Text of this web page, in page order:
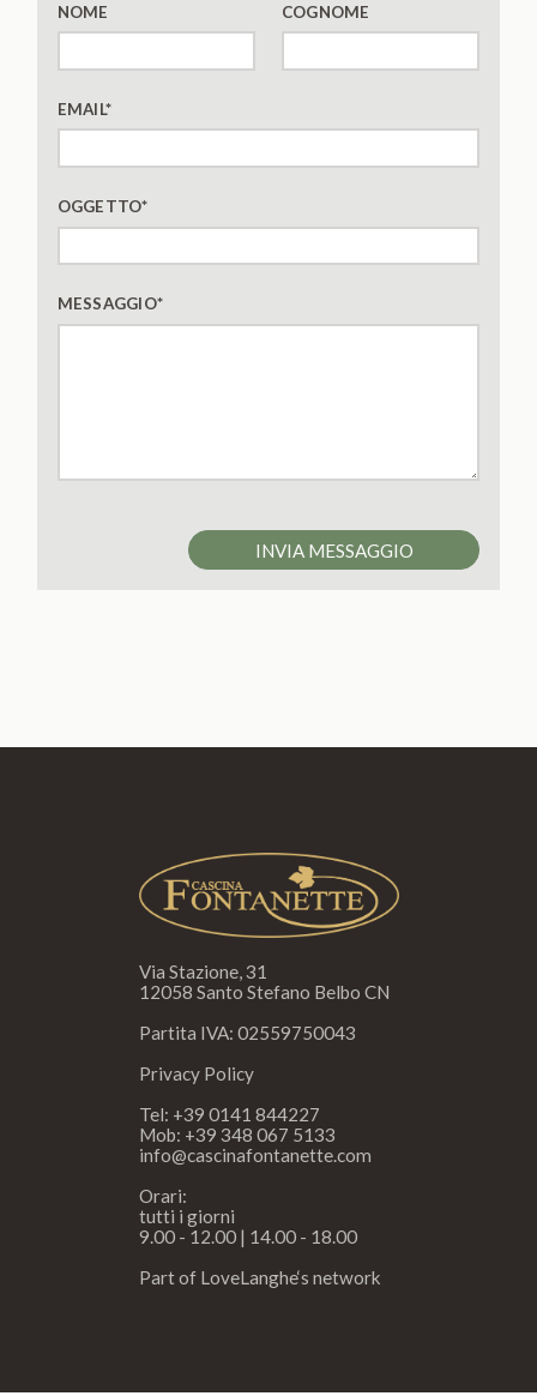
NOME COGNOME
EMAIL*
OGGETTO*
MESSAGGIO*
Via Stazione, 31
12058 Santo Stefano Belbo CN
Partita IVA: 02559750043
Privacy Policy
Tel: +39 0141 844227
Mob: +39 348 067 5133
info@cascinafontanette.com
Orari:
tutti i giorni
9.00 - 12.00 | 14.00 - 18.00
Part of LoveLanghe‘s network